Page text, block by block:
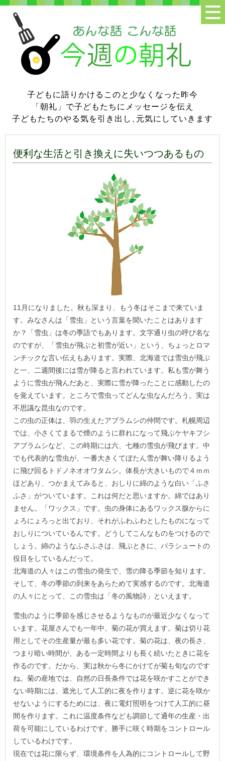
子どもに語りかけるこのと少なくなった昨今
「朝礼」で子どもたちにメッセージを伝え
子どもたちのやる気を引き出し
元気にしていきます
便利な生活と引き換えに失いつつあるもの
11月になりました。秋も深まり、もう冬はそこまで来ていま
す。みなさんは「雪虫」という言葉を聞いたことはあります
か？「雪虫」は冬の季語でもあります。文字通り虫の呼び名な
のですが、「雪虫が飛ぶと初雪が近い」という、ちょっとロマ
ンチックな言い伝えもあります。実際、北海道では雪虫が飛ぶ
と一、二週間後には雪が降ると言われています。私も雪が舞う
ように雪虫が飛んだあと、実際に雪が降ったことに感動したの
を覚えています。ところで雪虫ってどんな虫なんだろう。実は
不思議な昆虫なのです。
この虫の正体は、羽の生えたアブラムシの仲間です。札幌周辺
では、小さくてまるで煙のように群れになって飛ぶケヤキフシ
アブラムシなど、この時期には六、七種の雪虫が飛びます。中
でも代表的な雪虫が、一番大きくてぼたん雪が舞い降りるよう
に飛び回るトドノネオオワタムシ。体長が大きいもので４ｍｍ
ほどあり、つかまえてみると、おしりに綿のような白い「ふさ
ふさ」がついています。これは何だと思いますか。綿ではあり
ません。「ワックス」です。虫の身体にあるワックス腺からに
ょろにょろっと出ており、それがふわふわとしたものになって
おしりについているんです。どうしてこんなものをつけるので
しょう。綿のようなふさふさは、飛ぶときに、パラシュートの
役目をしているんだって。
北海道の人々はこの雪虫の発生で、雪の降る季節を知ります。
そして、冬の季節の到来をあらためて実感するのです。北海道
の人々にとって、この雪虫は「冬の風物詩」といえます。
雪虫のように季節を感じさせるようなものが最近少なくなって
います。花屋さんでも一年中、菊の花が買えます。菊は切り花
用としてその生産量が最も多い花です。菊の花は、夜の長さ、
つまり暗い時間が、ある一定時間よりも長く続いたときに花を
作るのです。だから、実は秋から冬にかけてが菊も旬なのです
ね。菊の産地では、自然の日長条件では花を咲かすことができ
ない時期には、遮光して人工的に夜を作ります。逆に花を咲か
せないようにするためには、夜に電灯照明をつけて人工的に昼
間を作ります。これに温度条件なども調節して通年の生産・出
荷を可能にしているわけです。勝手に咲く時期をコントロール
しているわけです。
現在では花に限らず、環境条件を人為的にコントロールして野